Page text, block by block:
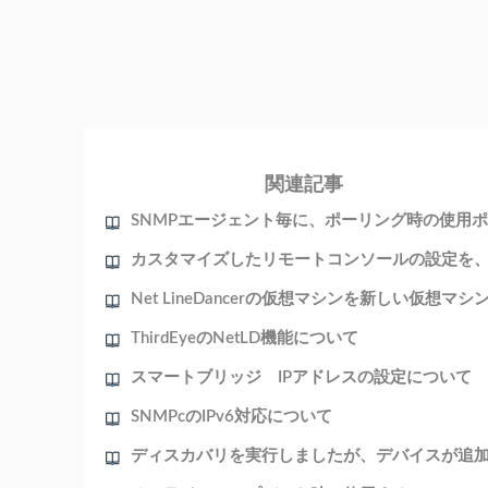
関連記事
ThirdEyeのNetLD機能について
スマートブリッジ IPアドレスの設定について
SNMPcのIPv6対応について